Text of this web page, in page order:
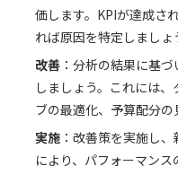
価します。KPIが達成さ
れば原因を特定しましょ
改善 ：分析の結果に基
しましょう。これには
ブの最適化、予算配分の
実施 ：改善策を実施し
により、パフォーマンス